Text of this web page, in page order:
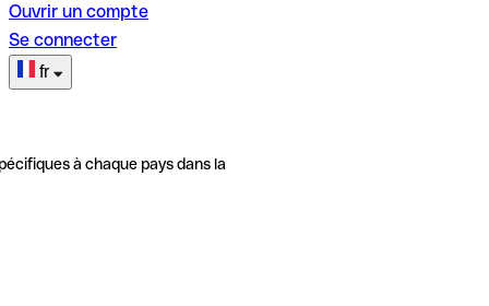
Ouvrir un compte
Se connecter
fr
à chaque pays dans la